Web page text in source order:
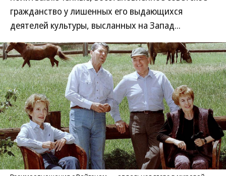
гражданство у лишенных его выдающихся
деятелей культуры, высланных на Запад...